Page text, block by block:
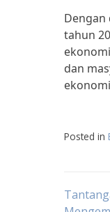
tahun
dan
Posted in